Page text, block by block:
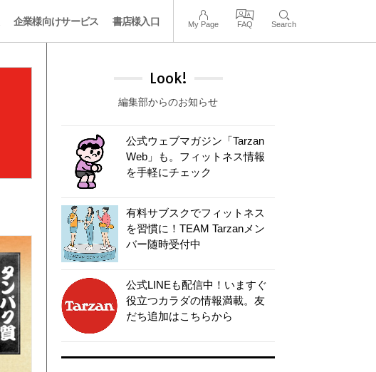
企業様向けサービス 書店様入口 My Page FAQ Search
Look!
編集部からのお知らせ
公式ウェブマガジン「Tarzan
Web」も。フィットネス情報
を手軽にチェック
有料サブスクでフィットネス
を習慣に！TEAM Tarzanメン
バー随時受付中
公式LINEも配信中！いますぐ
役立つカラダの情報満載。友
だち追加はこちらから